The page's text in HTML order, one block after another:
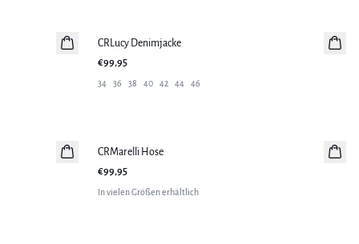
Neuheiten
CRLucy Denimjacke
€99,95
34 36 38 40 42 44 46
Neuheiten
CRMarelli Hose
€99,95
In vielen Größen erhältlich